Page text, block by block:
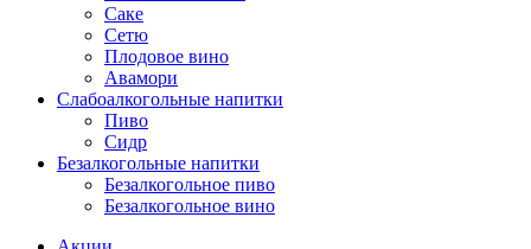
Саке
Сетю
Плодовое вино
Авамори
Слабоалкогольные напитки
Пиво
Сидр
Безалкогольные напитки
Безалкогольное пиво
Безалкогольное вино